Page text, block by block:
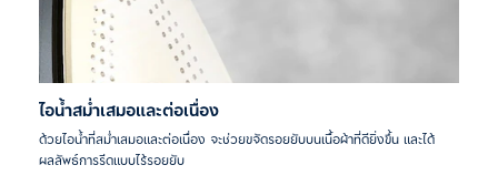
ไอน้ำสม่ำเสมอและต่อเนื่อง
ด้วยไอน้ำที่สม่ำเสมอและต่อเนื่อง จะช่วยขจัดรอยยับบนเนื้อผ้าที่ดียิ่งขึ้น และได้
ผลลัพธ์การรีดแบบไร้รอยยับ